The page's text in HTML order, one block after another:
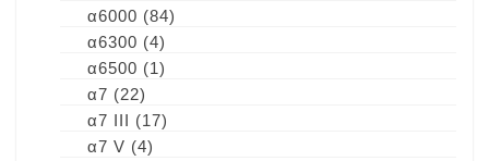
α6000 (84)
α6300 (4)
α6500 (1)
α7 (22)
α7 III (17)
α7 V (4)